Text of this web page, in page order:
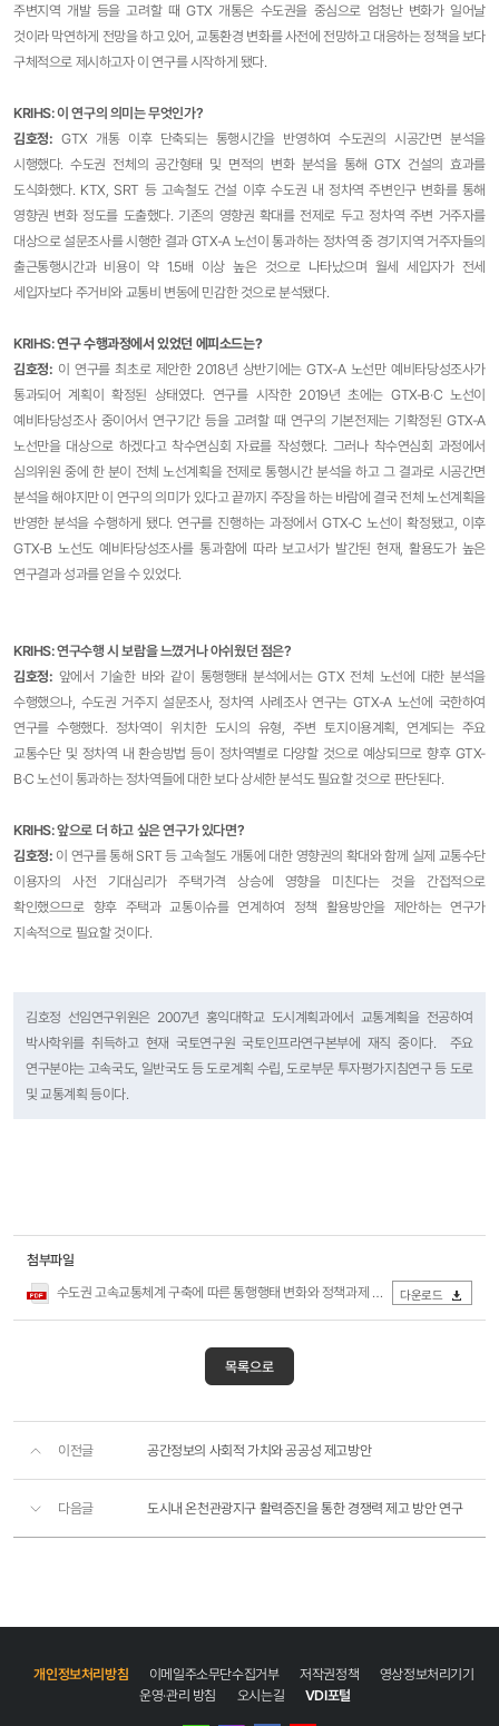
주변지역 개발 등을 고려할 때 GTX 개통은 수도권을 중심으로 엄청난 변화가 일어날
것이라 막연하게 전망을 하고 있어, 교통환경 변화를 사전에 전망하고 대응하는 정책을 보다
구체적으로 제시하고자 이 연구를 시작하게 됐다.
KRIHS: 이 연구의 의미는 무엇인가?
김호정: GTX 개통 이후 단축되는 통행시간을 반영하여 수도권의 시공간면 분석을
시행했다. 수도권 전체의 공간형태 및 면적의 변화 분석을 통해 GTX 건설의 효과를
도식화했다. KTX, SRT 등 고속철도 건설 이후 수도권 내 정차역 주변인구 변화를 통해
영향권 변화 정도를 도출했다. 기존의 영향권 확대를 전제로 두고 정차역 주변 거주자를
대상으로 설문조사를 시행한 결과 GTX-A 노선이 통과하는 정차역 중 경기지역 거주자들의
출근통행시간과 비용이 약 1.5배 이상 높은 것으로 나타났으며 월세 세입자가 전세
세입자보다 주거비와 교통비 변동에 민감한 것으로 분석됐다.
KRIHS:연구 수행과정에서 있었던 에피소드는?
김호정: 이 연구를 최초로 제안한 2018년 상반기에는 GTX-A 노선만 예비타당성조사가
통과되어 계획이 확정된 상태였다. 연구를 시작한 2019년 초에는 GTX-B·C 노선이
예비타당성조사 중이어서 연구기간 등을 고려할 때 연구의 기본전제는 기확정된 GTX-A
노선만을 대상으로 하겠다고 착수연심회 자료를 작성했다. 그러나 착수연심회 과정에서
심의위원 중에 한 분이 전체 노선계획을 전제로 통행시간 분석을 하고 그 결과로 시공간면
분석을 해야지만 이 연구의 의미가 있다고 끝까지 주장을 하는 바람에 결국 전체 노선계획을
반영한 분석을 수행하게 됐다. 연구를 진행하는 과정에서 GTX-C 노선이 확정됐고, 이후
GTX-B 노선도 예비타당성조사를 통과함에 따라 보고서가 발간된 현재, 활용도가 높은
연구결과 성과를 얻을 수 있었다.
KRIHS: 연구수행 시 보람을 느꼈거나 아쉬웠던 점은?
김호정: 앞에서 기술한 바와 같이 통행행태 분석에서는 GTX 전체 노선에 대한 분석을
수행했으나, 수도권 거주지 설문조사, 정차역 사례조사 연구는 GTX-A 노선에 국한하여
연구를 수행했다. 정차역이 위치한 도시의 유형, 주변 토지이용계획, 연계되는 주요
교통수단 및 정차역 내 환승방법 등이 정차역별로 다양할 것으로 예상되므로 향후 GTX-
B·C 노선이 통과하는 정차역들에 대한 보다 상세한 분석도 필요할 것으로 판단된다.
KRIHS: 앞으로 더 하고 싶은 연구가 있다면?
김호정: 이 연구를 통해 SRT 등 고속철도 개통에 대한 영향권의 확대와 함께 실제 교통수단
이용자의 사전 기대심리가 주택가격 상승에 영향을 미친다는 것을 간접적으로
확인했으므로 향후 주택과 교통이슈를 연계하여 정책 활용방안을 제안하는 연구가
지속적으로 필요할 것이다.
김호정 선임연구위원은 2007년 홍익대학교 도시계획과에서 교통계획을 전공하여
박사학위를 취득하고 현재 국토연구원 국토인프라연구본부에 재직 중이다. 주요
연구분야는 고속국도, 일반국도 등 도로계획 수립, 도로부문 투자평가지침연구 등 도로
및 교통계획 등이다.
첨부파일
수도권 고속교통체계 구축에 따른 통행행태 변화와 정책과제 연구.pdf
다운로드
목록으로
이전글 공간정보의 사회적 가치와 공공성 제고방안
다음글 도시내 온천관광지구 활력증진을 통한 경쟁력 제고 방안 연구
개인정보처리방침 이메일주소무단수집거부 저작권정책
영상정보처리기기
운영·관리 방침
오시는길 VDI포털